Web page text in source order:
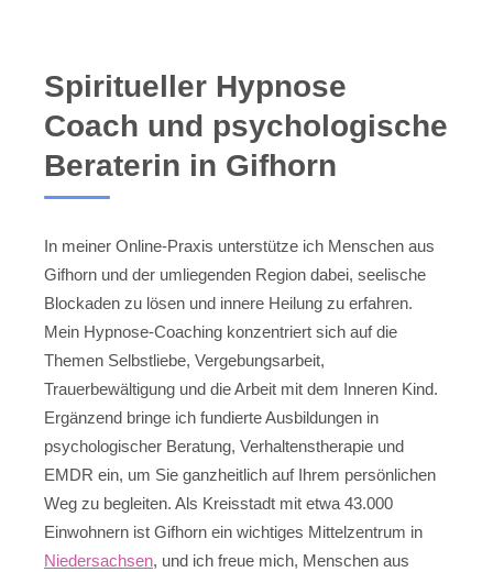
Spiritueller Hypnose
Coach und psychologische
Beraterin in Gifhorn
In meiner Online-Praxis unterstütze ich Menschen aus
Gifhorn und der umliegenden Region dabei, seelische
Blockaden zu lösen und innere Heilung zu erfahren.
Mein Hypnose-Coaching konzentriert sich auf die
Themen Selbstliebe, Vergebungsarbeit,
Trauerbewältigung und die Arbeit mit dem Inneren Kind.
Ergänzend bringe ich fundierte Ausbildungen in
psychologischer Beratung, Verhaltenstherapie und
EMDR ein, um Sie ganzheitlich auf Ihrem persönlichen
Weg zu begleiten. Als Kreisstadt mit etwa 43.000
Einwohnern ist Gifhorn ein wichtiges Mittelzentrum in
Niedersachsen, und ich freue mich, Menschen aus